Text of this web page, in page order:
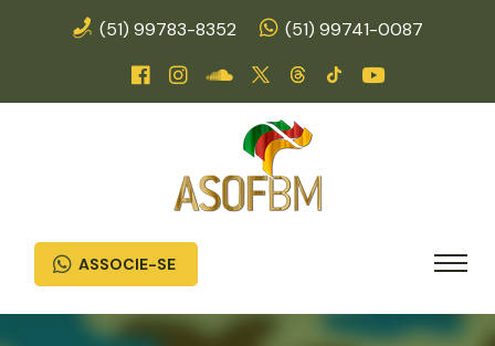
(51) 99783-8352 (51) 99741-0087
ASSOCIE-SE